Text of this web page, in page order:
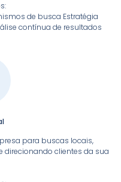
de busca Estratégia
contínua de resultados
para buscas locais,
direcionando clientes da sua